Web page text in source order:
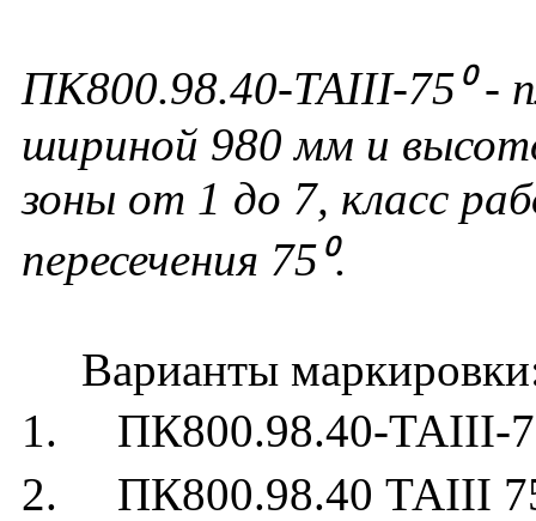
ПК800.98.40-ТАIII-75⁰-
шириной 980 мм и
зоны от 1 до 7, класс
пересечения 75⁰.
Варианты
1. ПК800.98.40-ТАIII-
2. ПК800.98.40 ТАIII